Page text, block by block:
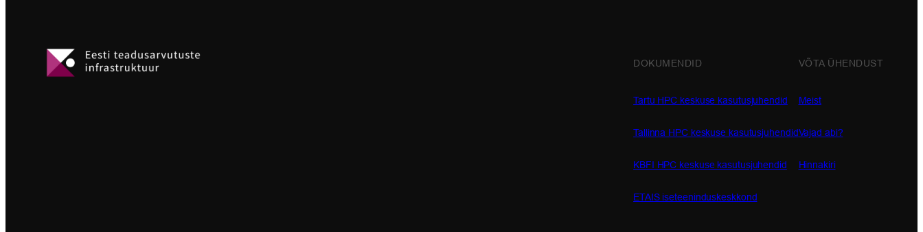
DOKUMENDID
Tartu HPC keskuse kasutusjuhendid
Tallinna HPC keskuse kasutusjuhendid
KBFI HPC keskuse kasutusjuhendid
ETAIS iseteeninduskeskkond
VÕTA ÜHENDUST
Meist
Vajad abi?
Hinnakiri